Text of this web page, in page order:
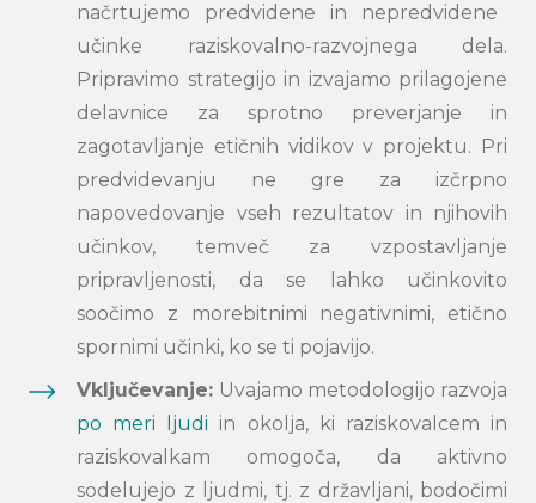
načrtujemo predvidene in nepredvidene
učinke raziskovalno-razvojnega dela.
Pripravimo strategijo in izvajamo prilagojene
delavnice za sprotno preverjanje in
zagotavljanje etičnih vidikov v projektu. Pri
predvidevanju ne gre za izčrpno
napovedovanje vseh
rezultatov in njihovih
učinkov, temveč za vzpostavljanje
pripravljenosti, da se lahko
učinkovito
soočimo
z morebitnimi negativnimi, etično
spornimi učinki, ko se ti pojavijo.
Vključevanje: Uvajamo metodologijo razvoja
po meri ljudi in okolja, ki
raziskovalcem in
raziskovalkam omogoča, da aktivno
sodel ujejo z ljudmi, tj. z državljani, bodočimi